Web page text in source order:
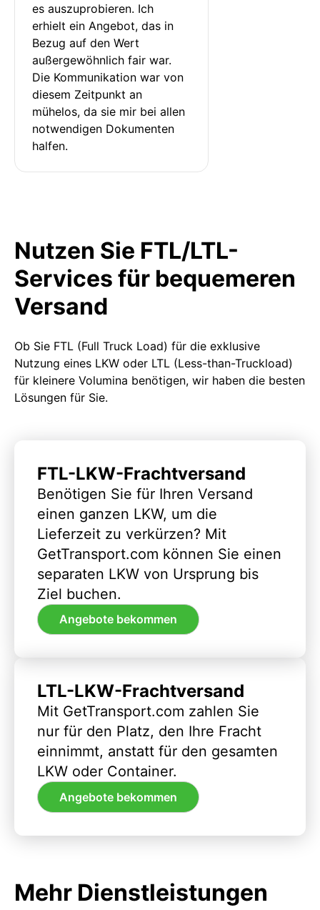
es auszuprobieren. Ich
erhielt ein Angebot, das in
Bezug auf den Wert
außergewöhnlich fair war.
Die Kommunikation war von
diesem Zeitpunkt an
mühelos, da sie mir bei allen
notwendigen Dokumenten
halfen.
Nutzen Sie FTL/LTL-
Services für bequemeren
Versand
Ob Sie FTL (Full Truck Load) für die exklusive
Nutzung eines LKW oder LTL (Less-than-Truckload)
für kleinere Volumina benötigen, wir haben die besten
Lösungen für Sie.
FTL-LKW-Frachtversand
Benötigen Sie für Ihren Versand
einen ganzen LKW, um die
Lieferzeit zu verkürzen? Mit
GetTransport.com können Sie einen
separaten LKW von Ursprung bis
Ziel buchen.
Angebote bekommen
LTL-LKW-Frachtversand
Mit GetTransport.com zahlen Sie
nur für den Platz, den Ihre Fracht
einnimmt, anstatt für den gesamten
LKW oder Container.
Angebote bekommen
Mehr Dienstleistungen